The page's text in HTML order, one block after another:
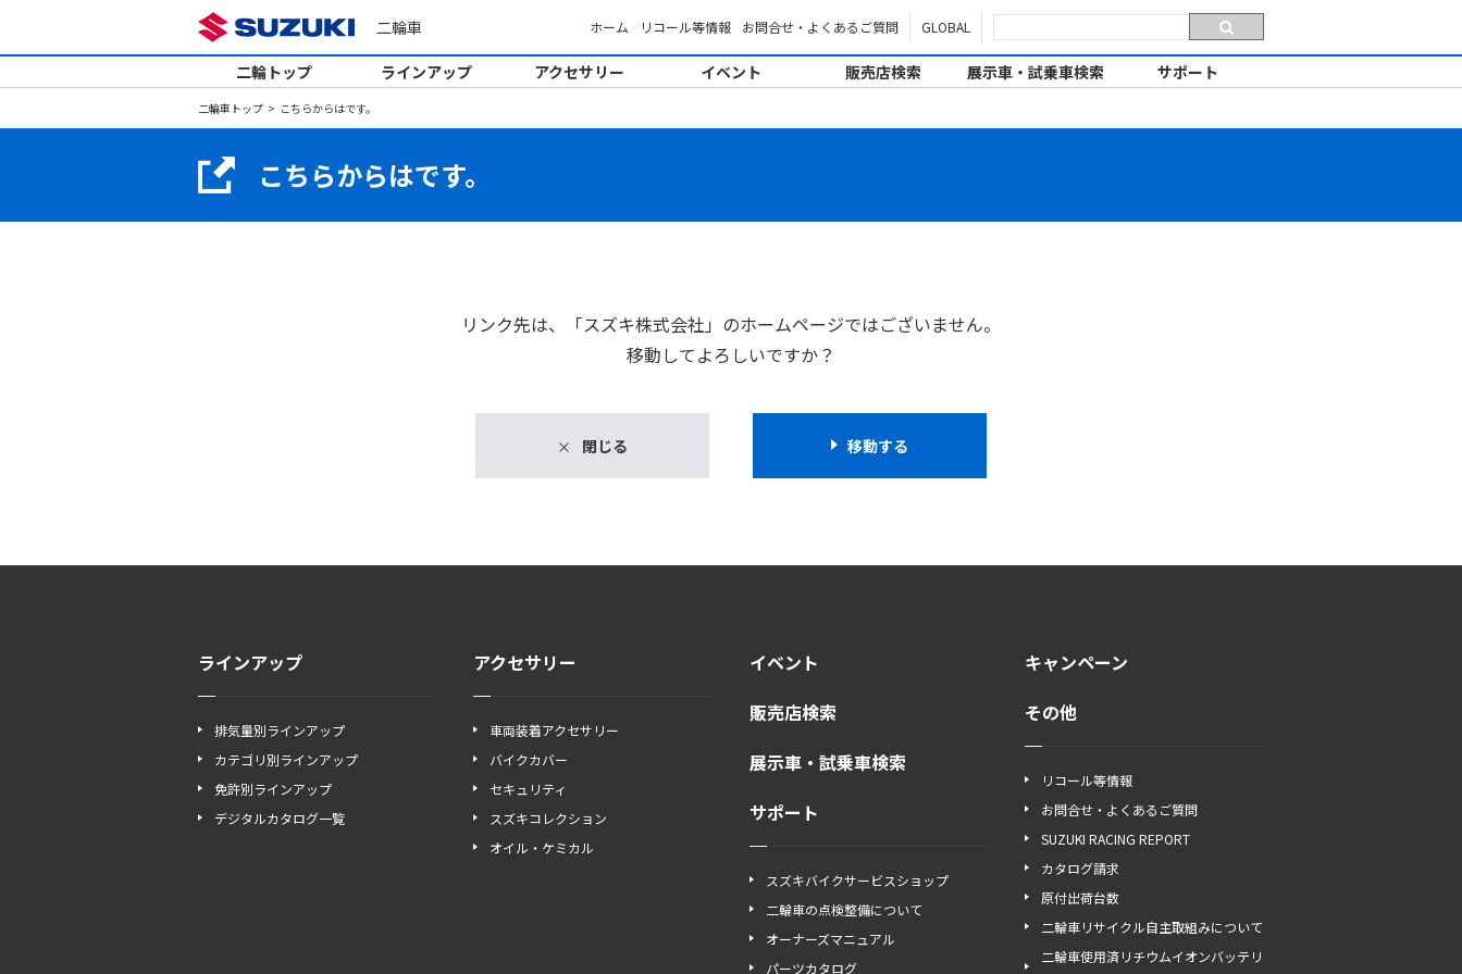
二輪車 ホーム リコール等情報 お問合せ・よくあるご質問 GLOBAL
二輪トップ ラインアップ アクセサリー イベント 販売店検索 展示車・試乗車検索 サポート
二輪車トップ こちらからはです。
こちらからはです。
リンク先は、「スズキ株式会社」のホームページではございません。
移動してよろしいですか？
閉じる 移動する
ラインアップ
排気量別ラインアップ
カテゴリ別ラインアップ
免許別ラインアップ
デジタルカタログ一覧
アクセサリー
車両装着アクセサリー
バイクカバー
セキュリティ
スズキコレクション
オイル・ケミカル
イベント
販売店検索
展示車・試乗車検索
サポート
スズキバイクサービスショップ
二輪車の点検整備について
オーナーズマニュアル
パーツカタログ
キャンペーン
その他
リコール等情報
お問合せ・よくあるご質問
SUZUKI RACING REPORT
カタログ請求
原付出荷台数
二輪車リサイクル自主取組みについて
二輪車使用済リチウムイオンバッテリ